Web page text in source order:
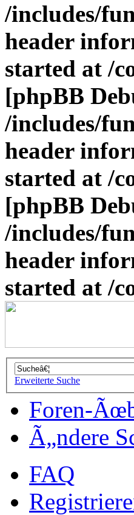
/includes/
header
started at /
[phpBB
/includes/
header
started at /
[phpBB
/includes/
header
started at /
Erweiterte Suche
Foren-
Ã„ndere
FAQ